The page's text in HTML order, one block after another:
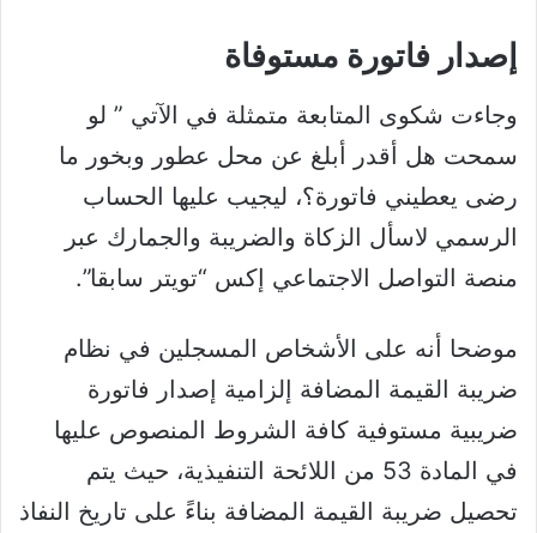
إصدار فاتورة مستوفاة
وجاءت شكوى المتابعة متمثلة في الآتي ” لو
سمحت هل أقدر أبلغ عن محل عطور وبخور ما
رضى يعطيني فاتورة؟، ليجيب عليها الحساب
الرسمي لاسأل الزكاة والضريبة والجمارك عبر
منصة التواصل الاجتماعي إكس “تويتر سابقا”.
موضحا أنه على الأشخاص المسجلين في نظام
ضريبة القيمة المضافة إلزامية إصدار فاتورة
ضريبية مستوفية كافة الشروط المنصوص عليها
في المادة 53 من اللائحة التنفيذية، حيث يتم
تحصيل ضريبة القيمة المضافة بناءً على تاريخ النفاذ